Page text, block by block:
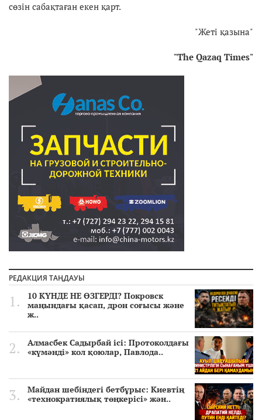
сөзін сабақтаған екен қарт.
"Жеті қазына"
"The Qazaq Times"
РЕДАКЦИЯ ТАҢДАУЫ
10 КҮНДЕ НЕ ӨЗГЕРДІ? Покровск
маңындағы қасап, дрон соғысы және
ж..
Алмасбек Садырбай ісі: Протоколдағы
«күмәнді» кол қоюлар, Павлода..
Майдан шебіндегі бетбұрыс: Киевтің
«технократиялық төңкерісі» жән..